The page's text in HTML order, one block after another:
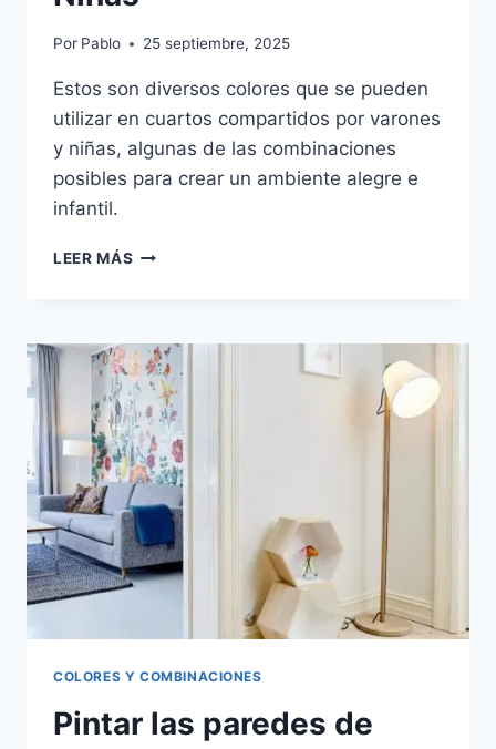
Por Pablo 25 septiembre, 2025
Estos son diversos colores que se pueden
utilizar en cuartos compartidos por varones
y niñas, algunas de las combinaciones
posibles para crear un ambiente alegre e
infantil.
LEER MÁS PINTAR
DE
COLORES
PARA
NIÑOS
Y
NIÑAS
COLORES Y COMBINACIONES
Pintar las paredes de